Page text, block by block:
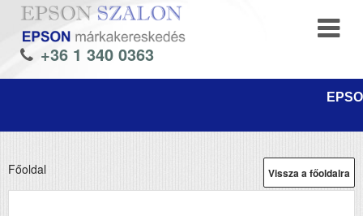
+36 1 340 0363
Vissza a főoldalra
Főoldal